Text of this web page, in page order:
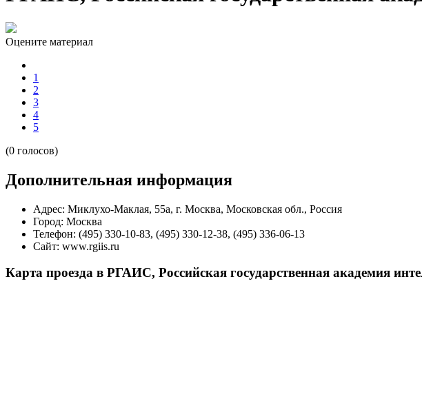
Оцените материал
1
2
3
4
5
(0 голосов)
Дополнительная информация
Адрес: Миклухо-Маклая, 55а, г. Москва, Московская обл., Россия
Город: Москва
Телефон: (495) 330-10-83, (495) 330-12-38, (495) 336-06-13
Сайт: www.rgiis.ru
Карта проезда в РГАИС, Российская государственная академия